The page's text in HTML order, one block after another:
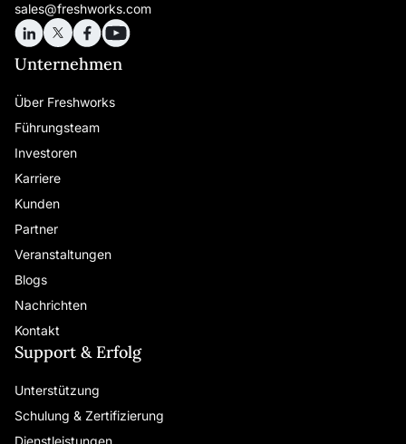
sales@freshworks.com
Unternehmen
Über Freshworks
Führungsteam
Investoren
Karriere
Kunden
Partner
Veranstaltungen
Blogs
Nachrichten
Kontakt
Support & Erfolg
Unterstützung
Schulung & Zertifizierung
Dienstleistungen